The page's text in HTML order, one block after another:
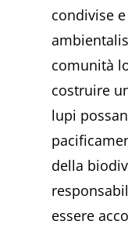
condivise
comunità
costruire
lupi
della
essere